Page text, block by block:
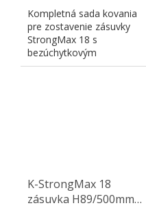
Kompletná sada kovania
pre zostavenie zásuvky
StrongMax 18 s
bezúchytkovým
otváraním" "PUSH". Nutné
K-StrongMax 18
zásuvka H89/500mm